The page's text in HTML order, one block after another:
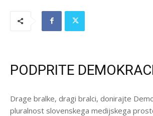
PODPRITE
Drage bralke, dragi bralci, donirajte
pluralnost slovenskega medijskega